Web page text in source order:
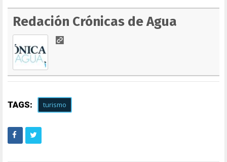
Redación Crónicas de Agua
TAGS: turismo